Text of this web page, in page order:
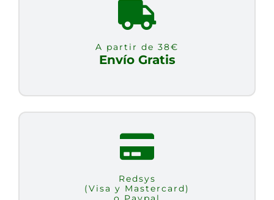
A partir de 38€
Envío Gratis
Redsys
(Visa y Mastercard)